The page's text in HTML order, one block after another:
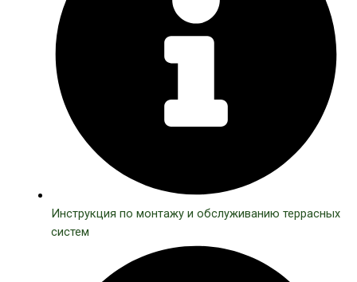
Инструкция по монтажу и обслуживанию террасных
систем